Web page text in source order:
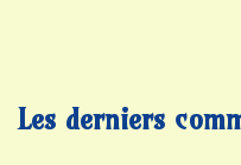
Les derniers